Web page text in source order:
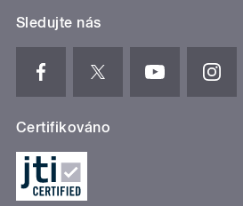
Sledujte nás
Certifikováno